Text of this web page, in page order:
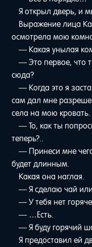
Я открыл дверь, и
Выражение лица
осмотрела мою
— Какая унылая
— Это первое, что
сюда?
— Когда это я
сам дал мне
села на мою кровать.
— То, как ты
теперь?..
— Принеси мне
будет длинным.
Какая она наглая.
— Я сделаю чай
— У тебя нет
— …Есть.
— Я буду горячий
Я предоставил ей